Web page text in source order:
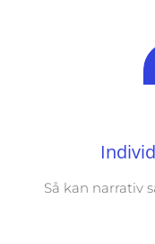
Så kan narrativ